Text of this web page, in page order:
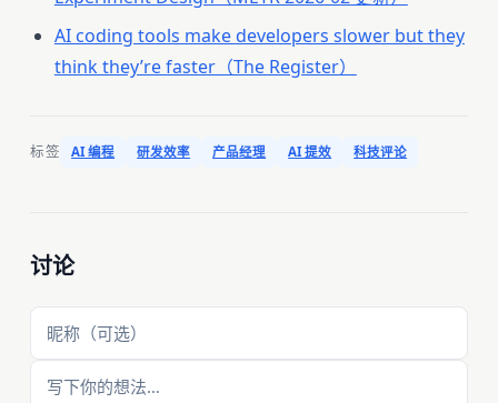
AI coding tools make developers slower but they
think they’re faster（The Register）
标签 AI 编程 研发效率 产品经理 AI 提效 科技评论
讨论